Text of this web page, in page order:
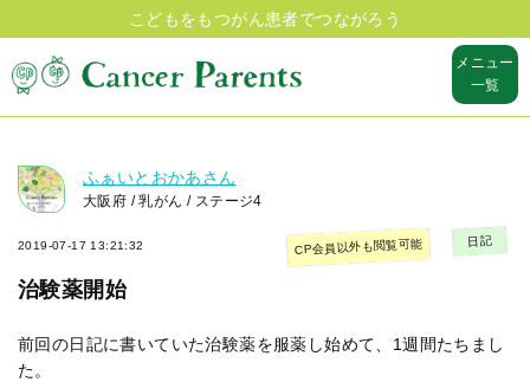
こどもをもつがん患者でつながろう
メニュー
一覧
ふぁいとおかあさん
大阪府 / 乳がん / ステージ4
2019-07-17 13:21:32
治験薬開始
CP会員以外も閲覧可能 日記
前回の日記に書いていた治験薬を服薬し始めて、1週間たちまし
た。